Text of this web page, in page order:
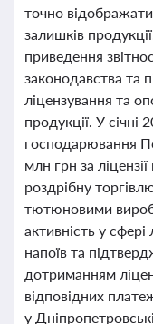
точно
залишків
приведення
законодавства та
ліцензування та
продукції. У січні
господарювання
млн грн за
роздрібну
тютюновими
активність у
напоїв та
дотриманням
відповідних
у